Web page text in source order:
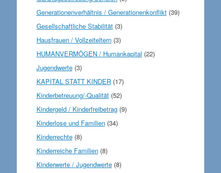
Generationenverhältnis / Generationenkonflikt(39)
Gesellschaftliche Stabilität(3)
Hausfrauen / Vollzeiteltern(3)
HUMANVERMÖGEN / Humankapital (22)
Jugendwerte(3)
KAPITAL STATT KINDER(17)
Kinderbetreuung/-Qualität(52)
Kindergeld / Kinderfreibetrag(9)
Kinderlose und Familien(34)
Kinderrechte(8)
Kinderreiche Familien(8)
Kinderwerte / Jugendwerte(8)